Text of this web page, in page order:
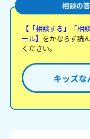
相談の
【「相談する」「相
ール】 をかならず読
ください。
キッズな